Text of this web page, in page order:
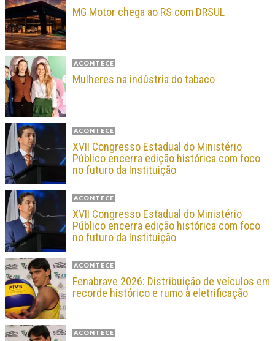
MG Motor chega ao RS com DRSUL
ACONTECE
Mulheres na indústria do tabaco
ACONTECE
XVII Congresso Estadual do Ministério
Público encerra edição histórica com foco
no futuro da Instituição
ACONTECE
XVII Congresso Estadual do Ministério
Público encerra edição histórica com foco
no futuro da Instituição
ACONTECE
Fenabrave 2026: Distribuição de veículos em
recorde histórico e rumo à eletrificação
ACONTECE